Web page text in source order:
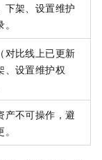
下架、设置维护
对比线上已更新
、设置维护权
产不可操作，避